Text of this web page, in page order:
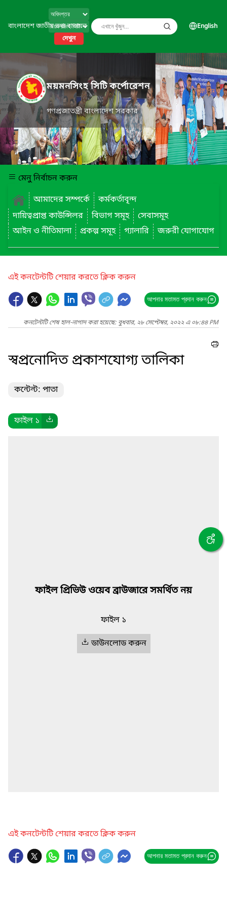
বাংলাদেশ জাতীয় তথ্য বাতায়ন
দেখুন
English
ময়মনসিংহ সিটি কর্পোরেশন
গণপ্রজাতন্ত্রী বাংলাদেশ সরকার
মেনু নির্বাচন করুন
আমাদের সম্পর্কে
কর্মকর্তাবৃন্দ
দায়িত্বপ্রাপ্ত কাউন্সিলর
বিভাগ সমূহ
সেবাসমূহ
আইন ও নীতিমালা
প্রকল্প সমূহ গ্যালারি জরুরী যোগাযোগ
এই কনটেন্টটি শেয়ার করতে ক্লিক করুন
আপনার মতামত প্রদান করুন
কনটেন্টটি শেষ হাল-নাগাদ করা হয়েছে: বুধবার, ২৮ সেপ্টেম্বর, ২০২২ এ ০৮:৪৪ PM
স্বপ্রনোদিত প্রকাশযোগ্য তালিকা
কন্টেন্ট: পাতা
ফাইল ১
ফাইল প্রিভিউ ওয়েব ব্রাউজারে সমর্থিত নয়
ফাইল ১
ডাউনলোড করুন
এই কনটেন্টটি শেয়ার করতে ক্লিক করুন
আপনার মতামত প্রদান করুন